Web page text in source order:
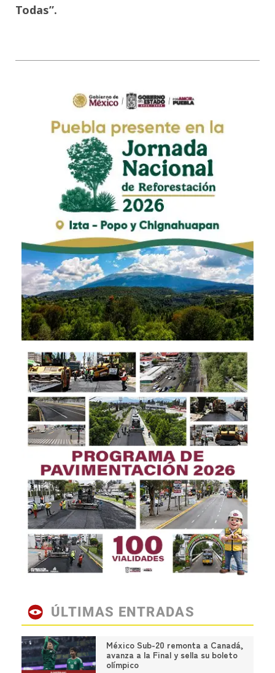
Todas”.
ÚLTIMAS ENTRADAS
México Sub-20 remonta a Canadá,
avanza a la Final y sella su boleto
olímpico